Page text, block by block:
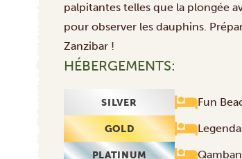
palpitantes telles que la plongée
pour observer les dauphins.
Zanzibar !
HÉBERGEMENTS:
SILVER Fun
GOLD
PLATINUM